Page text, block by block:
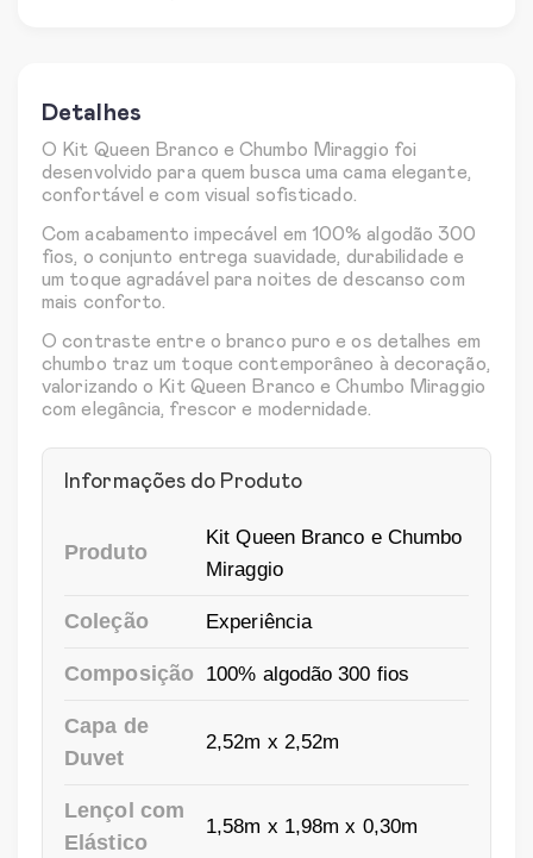
Detalhes
O Kit Queen Branco e Chumbo Miraggio foi
desenvolvido para quem busca uma cama elegante,
confortável e com visual sofisticado.
Com acabamento impecável em 100% algodão 300
fios, o conjunto entrega suavidade, durabilidade e
um toque agradável para noites de descanso com
mais conforto.
O contraste entre o branco puro e os detalhes em
chumbo traz um toque contemporâneo à decoração,
valorizando o Kit Queen Branco e Chumbo Miraggio
com elegância, frescor e modernidade.
Informações do Produto
Produto
Kit Queen Branco e Chumbo
Miraggio
Coleção Experiência
Composição 100% algodão 300 fios
Capa de
Duvet
2,52m x 2,52m
Lençol com
Elástico
1,58m x 1,98m x 0,30m